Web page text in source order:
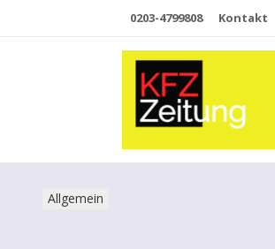
0203-4799808 Kontakt
Allgemein